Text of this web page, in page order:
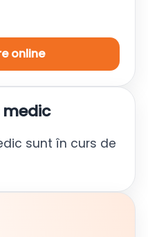
online
sunt în curs de